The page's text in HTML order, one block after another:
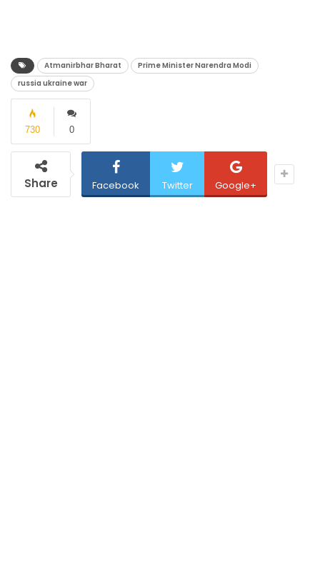
Atmanirbhar Bharat
Prime Minister Narendra Modi
russia ukraine war
0
730
Share Facebook Twitter Google+